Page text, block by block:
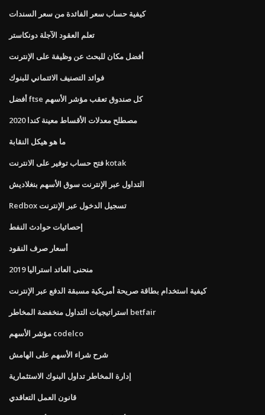
كيفية حساب سعر الفائدة من سعر السندات
تعلم العقود الآجلة دونكاستر
أفضل مكان للبحث عن وظيفة على الإنترنت
فوائد التصنيف الائتماني للبنوك
أفضل ftse كل صندوق تعقب مؤشر الأسهم
مصطلح معدلات الأقساط معينة كندا 2020
ما هو هيكل النقابة
فتح حساب توفير على الانترنت kotak
التداول عبر الإنترنت سوق الأسهم بنغلاديش
Redbox تسجيل الدخول عبر الإنترنت
إحصائيات حوادث النفط
أسعار صرف النقود
منحنى العائد استراليا 2019
كيفية استخدام بطاقة صريحة أمريكية مسبقة الدفع عبر الإنترنت
استراتيجيات التداول منخفضة المخاطر betfair
مؤشر الأسهم codelco
شرح شراء الأسهم على الهامش
إدارة المخاطر تداول البنوك الاستثمارية
قانون العمل التعاقدي